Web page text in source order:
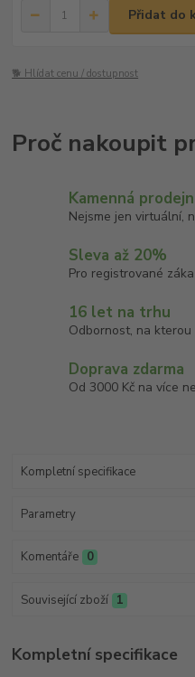
Přidat do
🐕 Hlídat cenu / dostupnost
Kamenná
Nejsme jen virtuální,
Sleva až 20%
Pro registrované
16 let na trhu
Odbornost, na
Doprava zdarma
Od 3000 Kč na více
Kompletní specifikace
Parametry
Komentáře 0
Související zboží 1
Kompletní specifikace